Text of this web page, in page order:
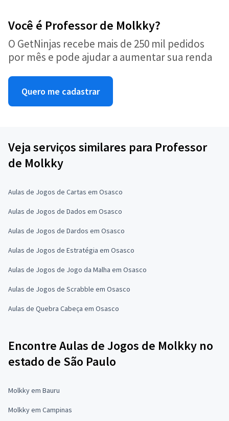
Você é Professor de Molkky?
O GetNinjas recebe mais de 250 mil pedidos
por mês e pode ajudar a aumentar sua renda
Quero me cadastrar
Veja serviços similares para Professor
de Molkky
Aulas de Jogos de Cartas em Osasco
Aulas de Jogos de Dados em Osasco
Aulas de Jogos de Dardos em Osasco
Aulas de Jogos de Estratégia em Osasco
Aulas de Jogos de Jogo da Malha em Osasco
Aulas de Jogos de Scrabble em Osasco
Aulas de Quebra Cabeça em Osasco
Encontre Aulas de Jogos de Molkky no
estado de São Paulo
Molkky em Bauru
Molkky em Campinas